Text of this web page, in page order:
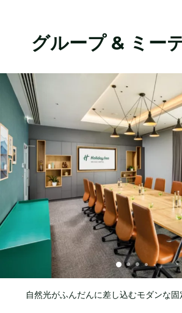
グループ & ミー
自然光がふんだんに差し込むモダンな固